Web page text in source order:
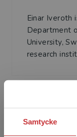
Samtycke
Einar Iveroth
Department
University,
research